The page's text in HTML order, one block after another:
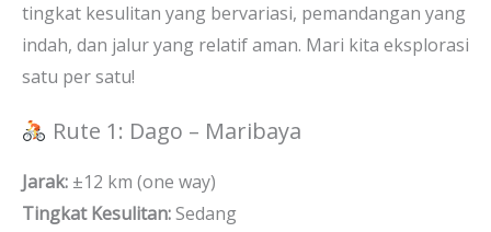
tingkat kesulitan yang bervariasi, pemandangan yang
indah, dan jalur yang relatif aman. Mari kita eksplorasi
satu per satu!
Rute 1: Dago – Maribaya
Jarak: ±12 km (one way)
Tingkat Kesulitan:Sedang